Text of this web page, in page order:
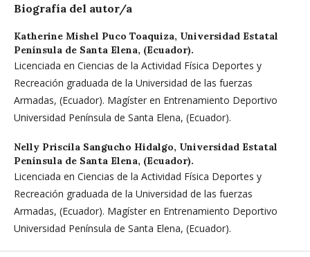
Biografía del autor/a
Katherine Mishel Puco Toaquiza, Universidad Estatal
Península de Santa Elena, (Ecuador).
Licenciada en Ciencias de la Actividad Física Deportes y
Recreación graduada de la Universidad de las fuerzas
Armadas, (Ecuador). Magíster en Entrenamiento Deportivo
Universidad Península de Santa Elena, (Ecuador).
Nelly Priscila Sangucho Hidalgo, Universidad Estatal
Península de Santa Elena, (Ecuador).
Licenciada en Ciencias de la Actividad Física Deportes y
Recreación graduada de la Universidad de las fuerzas
Armadas, (Ecuador). Magíster en Entrenamiento Deportivo
Universidad Península de Santa Elena, (Ecuador).